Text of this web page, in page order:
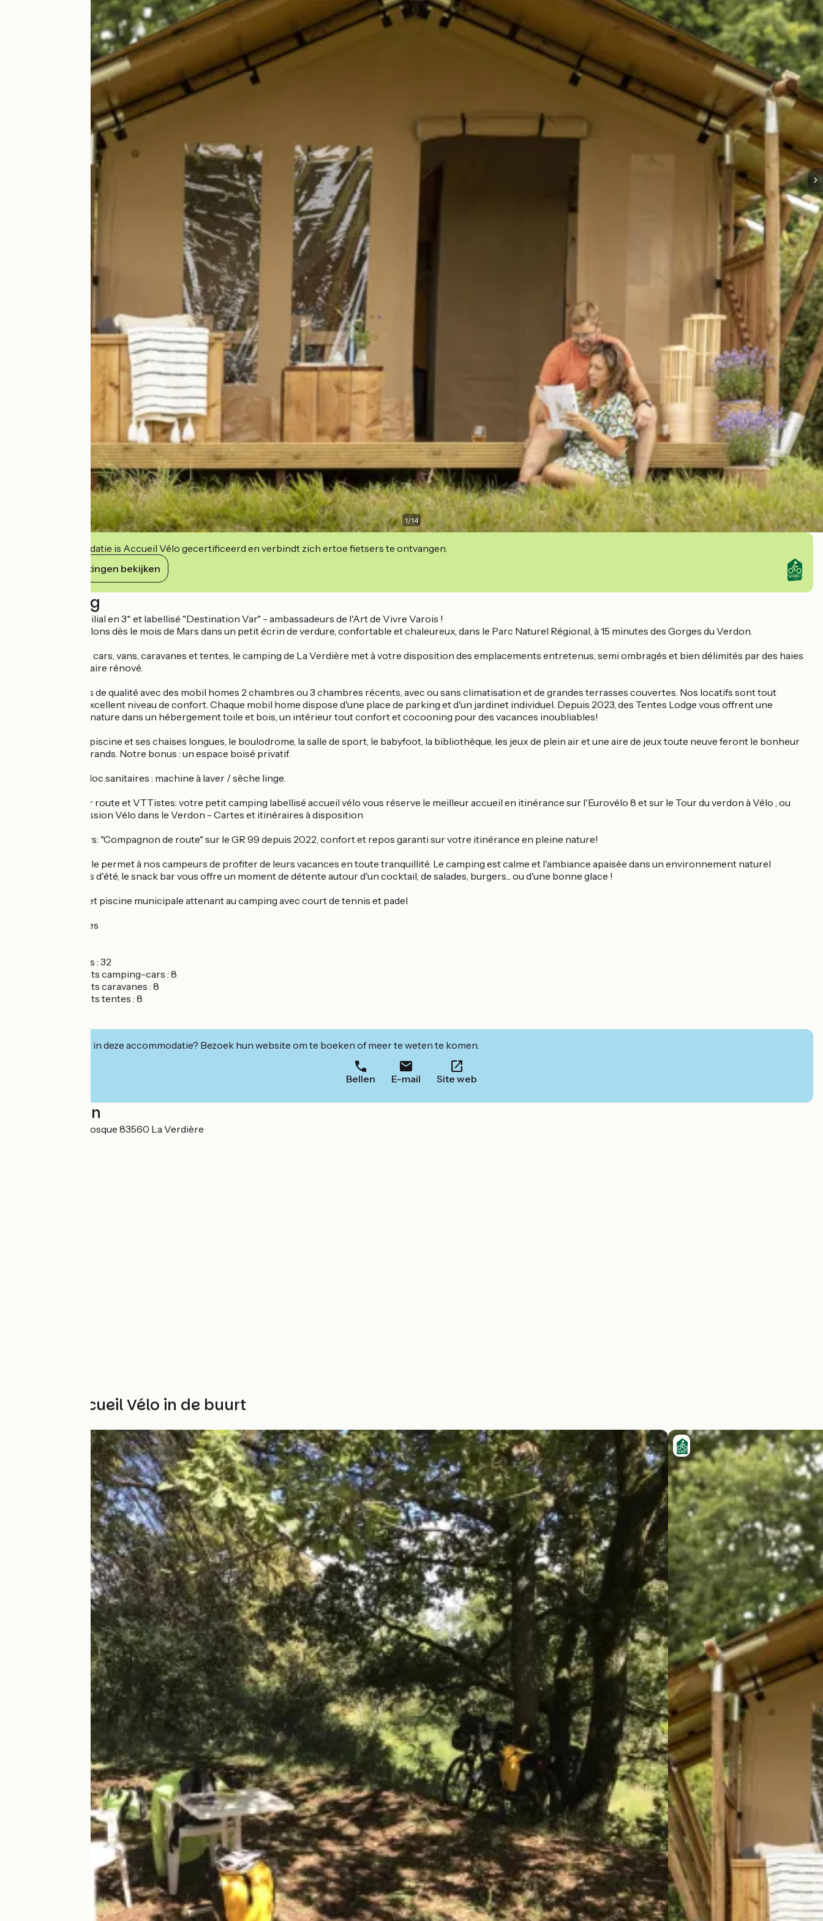
1/14
Deze accommodatie is Accueil Vélo gecertificeerd en verbindt zich ertoe fietsers te ontvangen.
Haar verplichtingen bekijken
Beschrijving
Petit camping familial en 3* et labellisé "Destination Var" - ambassadeurs de l'Art de Vivre Varois !
Nous vous accueillons dès le mois de Mars dans un petit écrin de verdure, confortable et chaleureux, dans le Parc Naturel Régional, à 15 minutes des Gorges du Verdon.
Pour vos camping cars, vans, caravanes et tentes, le camping de La Verdière met à votre disposition des emplacements entretenus, semi ombragés et bien délimités par des haies
avec un bloc sanitaire rénové.
Profitez de locatifs de qualité avec des mobil homes 2 chambres ou 3 chambres récents, avec ou sans climatisation et de grandes terrasses couvertes. Nos locatifs sont tout
équipés pour un excellent niveau de confort. Chaque mobil home dispose d'une place de parking et d'un jardinet individuel. Depuis 2023, des Tentes Lodge vous offrent une
expérience 100% nature dans un hébergement toile et bois, un intérieur tout confort et cocooning pour des vacances inoubliables!
L'accès direct à la piscine et ses chaises longues, le boulodrome, la salle de sport, le babyfoot, la bibliothèque, les jeux de plein air et une aire de jeux toute neuve feront le bonheur
des petits et des grands. Notre bonus : un espace boisé privatif.
Équipements au bloc sanitaires : machine à laver / sèche linge.
Amis Cyclistes sur route et VTTistes: votre petit camping labellisé accueil vélo vous réserve le meilleur accueil en itinérance sur l'Eurovélo 8 et sur le Tour du verdon à Vélo , ou
pour un séjour passion Vélo dans le Verdon - Cartes et itinéraires à disposition
Amis Randonneurs: "Compagnon de route" sur le GR 99 depuis 2022, confort et repos garanti sur votre itinérance en pleine nature!
L'ambiance familiale permet à nos campeurs de profiter de leurs vacances en toute tranquillité. Le camping est calme et l'ambiance apaisée dans un environnement naturel
préservé. Les soirs d'été, le snack bar vous offre un moment de détente autour d'un cocktail, de salades, burgers... ou d'une bonne glace !
*Piscine hors sol et piscine municipale attenant au camping avec court de tennis et padel
* Vidange cassettes
Nb de mobilhomes : 32
Nb d'emplacements camping-cars : 8
Nb d'emplacements caravanes : 8
Nb d'emplacements tentes : 8
Geïnteresseerd in deze accommodatie? Bezoek hun website om te boeken of meer te weten te komen.
Bellen E-mail Site web
Localisation
345 Route de Manosque 83560 La Verdière
Andere Accueil Vélo in de buurt